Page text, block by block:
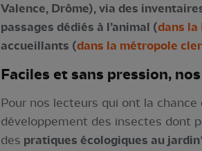
Valence, Drôme), via des
passages dédiés à l’animal (dans la
accueillants (dans la métropole
Faciles et sans pression,
Pour nos lecteurs qui ont la chance
développement des insectes dont
des pratiques écologiques au